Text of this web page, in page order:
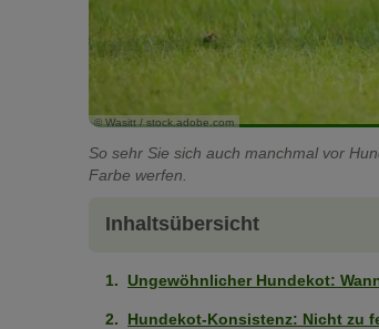
© Wasitt / stock.adobe.com
So sehr Sie sich auch manchmal vor
Farbe werfen.
Inhaltsübersicht
Ungewöhnlicher Hundekot:
Hundekot-Konsistenz: Nicht zu